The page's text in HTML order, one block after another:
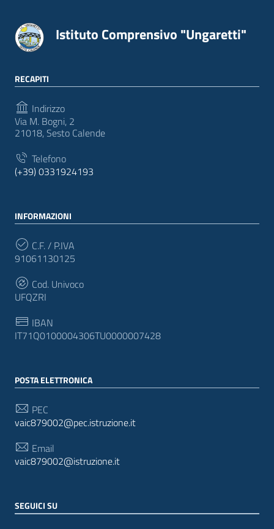
Istituto Comprensivo "Ungaretti"
RECAPITI
Indirizzo
Via M. Bogni, 2
21018, Sesto Calende
Telefono
(+39) 0331924193
INFORMAZIONI
C.F. / P.IVA
91061130125
Cod. Univoco
UFQZRI
IBAN
IT71Q0100004306TU0000007428
POSTA ELETTRONICA
PEC
vaic879002@pec.istruzione.it
Email
vaic879002@istruzione.it
SEGUICI SU